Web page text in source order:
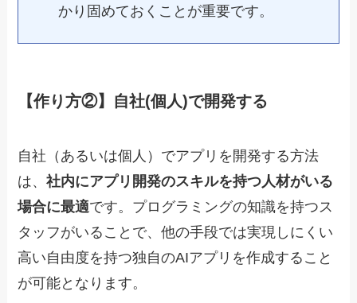
かり固めておくことが重要です。
【作り方②】自社(個人)で開発する
自社（あるいは個人）でアプリを開発する方法
は、社内にアプリ開発のスキルを持つ人材がいる
場合に最適です。プログラミングの知識を持つス
タッフがいることで、他の手段では実現しにくい
高い自由度を持つ独自のAIアプリを作成すること
が可能となります。